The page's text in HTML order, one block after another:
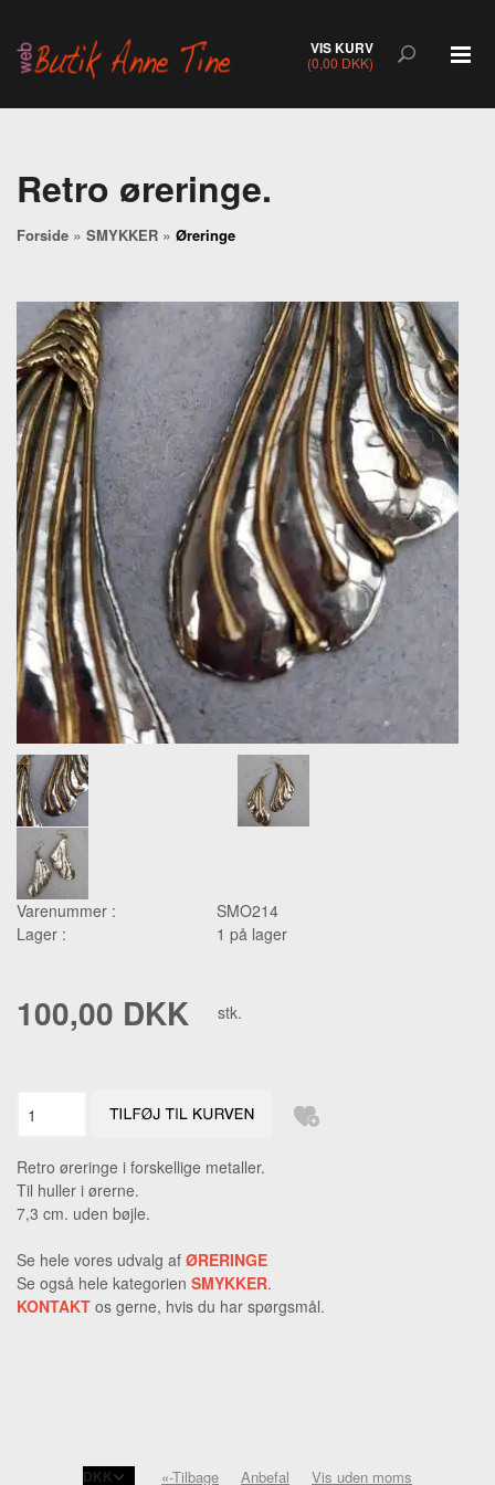
VIS KURV
(0,00 DKK)
Retro øreringe.
Forside » SMYKKER » Øreringe
Varenummer :
SMO214
Lager :
1 på lager
100,00 DKK stk.
Retro øreringe i forskellige metaller.
Til huller i ørerne.
7,3 cm. uden bøjle.
Se hele vores udvalg af ØRERINGE
Se også hele kategorien SMYKKER.
KONTAKT os gerne, hvis du har spørgsmål.
«-Tilbage Anbefal Vis uden moms